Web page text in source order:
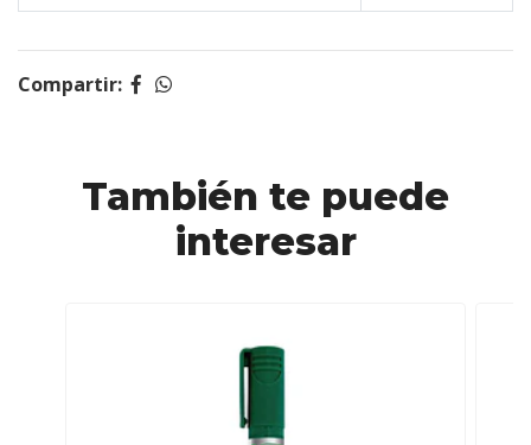
Compartir:
También te puede
interesar